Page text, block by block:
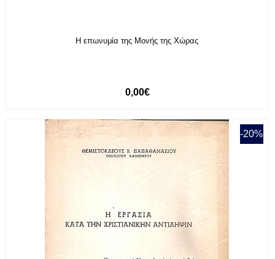
Η επωνυμία της Μονής της Χώρας
0,00€
-20%